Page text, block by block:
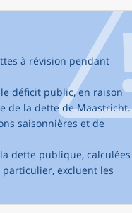
à révision pendant
déficit public, en raison
de la dette de Maastricht.
saisonnières et de
dette publique, calculées
excluent les